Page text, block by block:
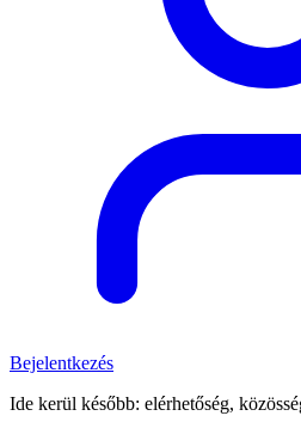
Bejelentkezés
Ide kerül később: elérhetőség,